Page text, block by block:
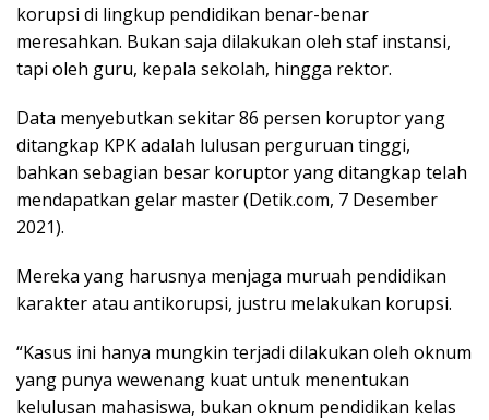
korupsi di lingkup pendidikan benar-benar
meresahkan. Bukan saja dilakukan oleh staf instansi,
tapi oleh guru, kepala sekolah, hingga rektor.
Data menyebutkan sekitar 86 persen koruptor yang
ditangkap KPK adalah lulusan perguruan tinggi,
bahkan sebagian besar koruptor yang ditangkap telah
mendapatkan gelar master (Detik.com, 7 Desember
2021).
Mereka yang harusnya menjaga muruah pendidikan
karakter atau antikorupsi, justru melakukan korupsi.
“Kasus ini hanya mungkin terjadi dilakukan oleh oknum
yang punya wewenang kuat untuk menentukan
kelulusan mahasiswa, bukan oknum pendidikan kelas